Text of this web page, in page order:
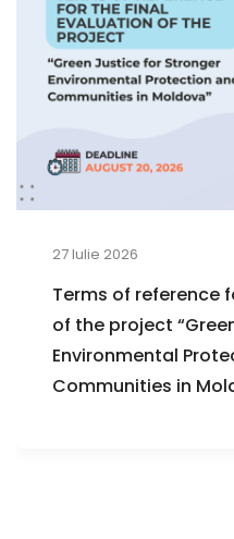
27 Iulie 2026
Terms of reference
of the project
Environmental
Communities in